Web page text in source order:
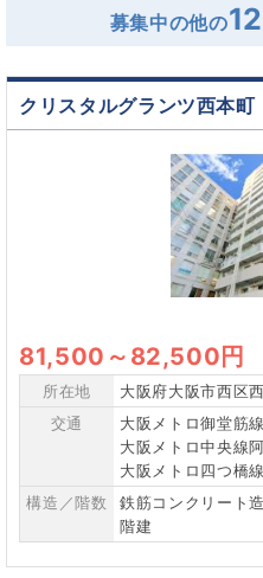
募集中の他の12
クリスタルグランツ西本町
81,500 ～ 82,500円
所在地
大阪府大阪市西区
交通
大阪メトロ御堂筋
大阪メトロ中央線
大阪メトロ四つ橋
構造／階数
鉄筋コンクリート
階建